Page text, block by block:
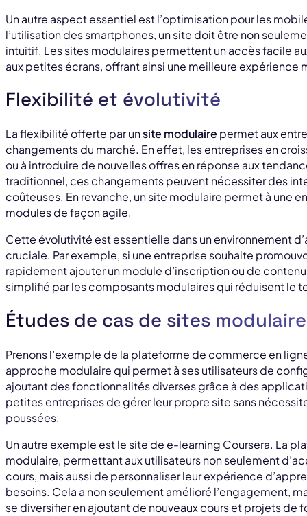
Un autre aspect essentiel est l’optimisation pour les
l’utilisation des smartphones, un site doit être non
intuitif. Les sites modulaires permettent un accès facile
aux petites écrans, offrant ainsi une meilleure expérience
Flexibilité et évolutivité
La flexibilité offerte par unsite modulaire permet aux
changements du marché. En effet, les entreprises en
ou à introduire de nouvelles offres en réponse aux
traditionnel, ces changements peuvent nécessiter des
coûteuses. En revanche, un site modulaire permet à une
modules de façon agile.
Cette évolutivité est essentielle dans un environnement
cruciale. Par exemple, si une entreprise souhaite
rapidement ajouter un module d’inscription ou de
simplifié par les composants modulaires qui réduisent le
Études de cas de sites
Prenons l’exemple de la plateforme de commerce en
approche modulaire qui permet à ses utilisateurs de
ajoutant des fonctionnalités diverses grâce à des
petites entreprises de gérer leur propre site sans
poussées.
Un autre exemple est le site de e-learning Coursera. La
modulaire, permettant aux utilisateurs non seulement
cours, mais aussi de personnaliser leur expérience
besoins. Cela a non seulement amélioré l’engagement,
se diversifier en ajoutant de nouveaux cours et projets